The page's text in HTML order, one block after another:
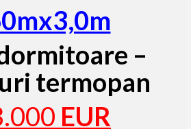
–
termopan
EUR